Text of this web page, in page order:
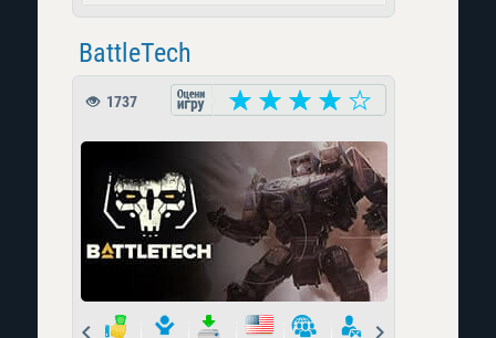
BattleTech
1737
Prev